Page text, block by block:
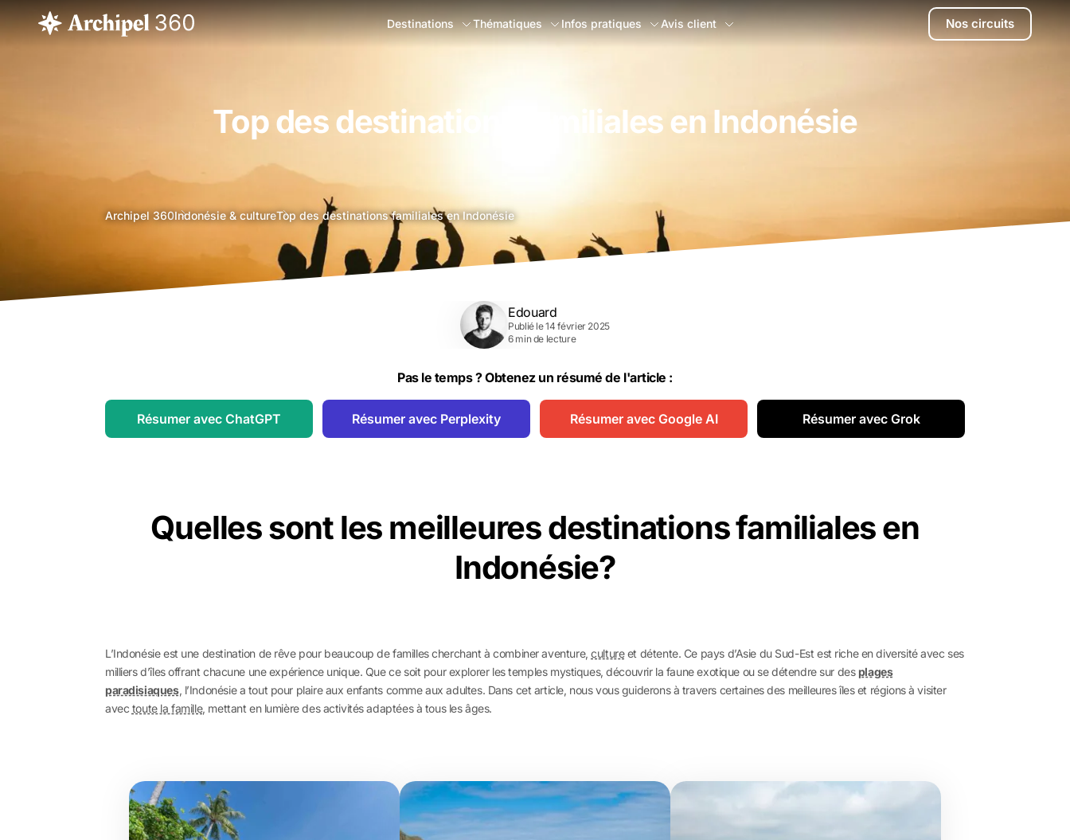
Destinations Thématiques Infos pratiques Avis client Nos circuits
Top des destinations familiales en Indonésie
Archipel 360agence
Indonésie & cultureTop des destinations familiales en Indonésie
Quelles sont les meilleures destinations familiales en
Indonésie?
L’Indonésie est une destination de rêve pour beaucoup de familles cherchant à combiner aventure,cultureet détente. Ce pays d’Asie du Sud-Est est riche en diversité avec ses
milliers d’îles offrant chacune une expérience unique. Que ce soit pour explorer les temples mystiques, découvrir la faune exotique ou se détendre sur des plages
paradisiaques, l’Indonésie a tout pour plaire aux enfants comme aux adultes. Dans cet article, nous vous guiderons à travers certaines des meilleures îles et régions à visiter
avec toute la famille, mettant en lumière des activités adaptées à tous les âges.
Edouard
Publié le 14 février 2025
6 min de lecture
Pas le temps ? Obtenez un résumé de l'article :
Résumer avec ChatGPT Résumer avec Perplexity Résumer avec Google AI Résumer avec Grok